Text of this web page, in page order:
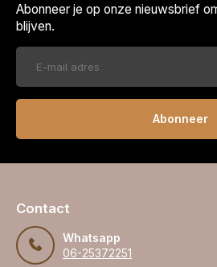
Abonneer je op onze nieuwsbrief
blijven.
Abonneer
Contact
Whatsapp
06-25372251